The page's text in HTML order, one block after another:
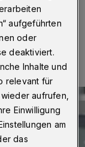
aufgeführten
oder
deaktiviert.
Inhalte und
relevant für
aufrufen,
Einwilligung
am
das